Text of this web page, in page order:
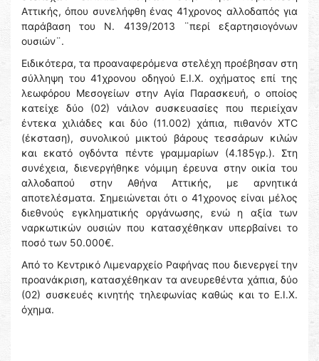
Αττικής, όπου συνελήφθη ένας 41χρονος αλλοδαπός για
παράβαση του Ν. 4139/2013 ¨περί εξαρτησιογόνων
ουσιών¨.
Ειδικότερα, τα προαναφερόμενα στελέχη προέβησαν στη
σύλληψη του 41χρονου οδηγού Ε.Ι.Χ. οχήματος επί της
λεωφόρου Μεσογείων στην Αγία Παρασκευή, ο οποίος
κατείχε δύο (02) νάιλον συσκευασίες που περιείχαν
έντεκα χιλιάδες και δύο (11.002) χάπια, πιθανόν XTC
(έκσταση), συνολικού μικτού βάρους τεσσάρων κιλών
και εκατό ογδόντα πέντε γραμμαρίων (4.185γρ.). Στη
συνέχεια, διενεργήθηκε νόμιμη έρευνα στην οικία του
αλλοδαπού στην Αθήνα Αττικής, με αρνητικά
αποτελέσματα. Σημειώνεται ότι ο 41χρονος είναι μέλος
διεθνούς εγκληματικής οργάνωσης, ενώ η αξία των
ναρκωτικών ουσιών που κατασχέθηκαν υπερβαίνει το
ποσό των 50.000€.
Από το Κεντρικό Λιμεναρχείο Ραφήνας που διενεργεί την
προανάκριση, κατασχέθηκαν τα ανευρεθέντα χάπια, δύο
(02) συσκευές κινητής τηλεφωνίας καθώς και το Ε.Ι.Χ.
όχημα.